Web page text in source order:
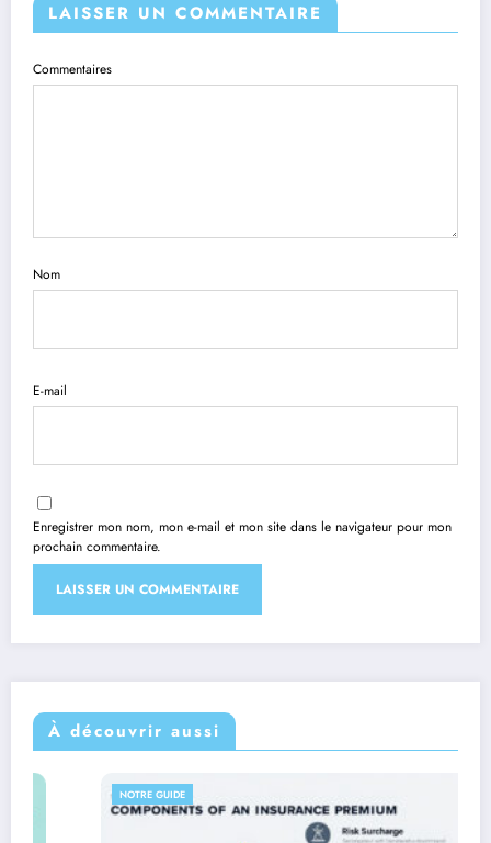
LAISSER UN COMMENTAIRE
Commentaires
Nom
E-mail
Enregistrer mon nom, mon e-mail et mon site dans le navigateur pour mon
prochain commentaire.
À découvrir aussi
NOTRE GUIDE